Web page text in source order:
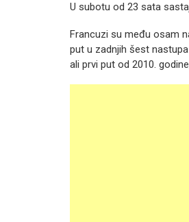
U subotu od 23 sata
Francuzi su među osam
put u zadnjih šest
ali prvi put od 2010.